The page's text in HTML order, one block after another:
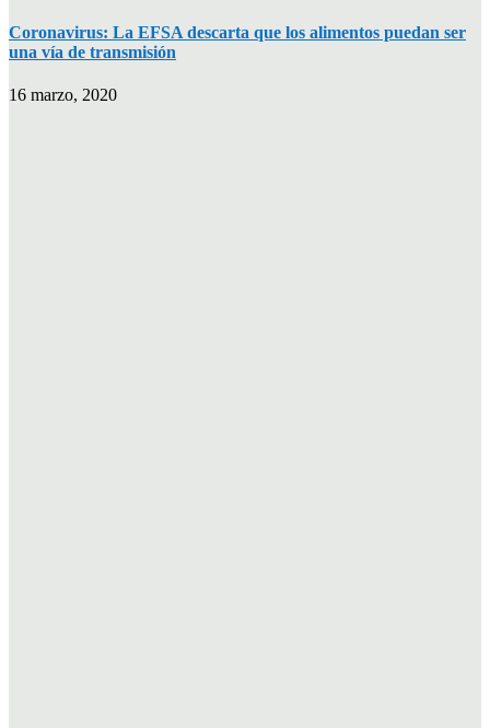
Coronavirus: La EFSA descarta que los alimentos puedan ser
una vía de transmisión
16 marzo, 2020